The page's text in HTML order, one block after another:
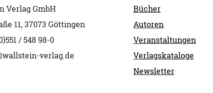
Verlag GmbH
11, 37073 Göttingen
/ 548 98-0
verlag.de
Bücher
Autoren
Veranstaltungen
Verlagskataloge
Newsletter